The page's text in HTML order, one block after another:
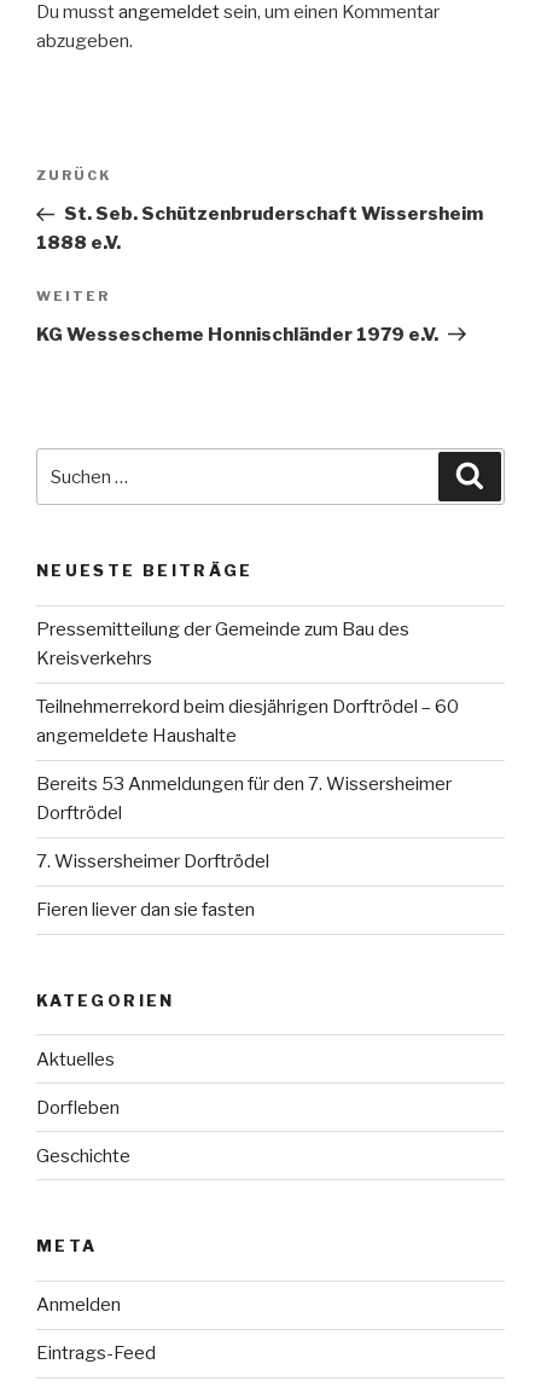
Du musstangemeldetsein, um einen Kommentar
abzugeben.
Beitragsnavigation
Vorheriger
Beitrag
ZURÜCK
St. Seb. Schützenbruderschaft Wissersheim
1888 e.V.
Nächster
Beitrag
WEITER
KG Wessescheme Honnischländer 1979 e.V.
nach:
NEUESTE BEITRÄGE
Pressemitteilung der Gemeinde zum Bau des
Kreisverkehrs
Teilnehmerrekord beim diesjährigen Dorftrödel – 60
angemeldete Haushalte
Bereits 53 Anmeldungen für den 7. Wissersheimer
Dorftrödel
7. Wissersheimer Dorftrödel
Fieren liever dan sie fasten
KATEGORIEN
Aktuelles
Dorfleben
Geschichte
META
Anmelden
Eintrags-Feed